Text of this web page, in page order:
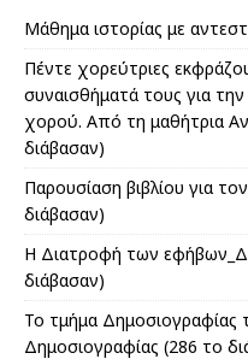
Μάθημα ιστορίας με
Πέντε χορεύτριες
συναισθήματά τους για
χορού. Από τη μαθήτρια
διάβασαν)
Παρουσίαση βιβλίου για
διάβασαν)
Η Διατροφή των
διάβασαν)
Το τμήμα
Δημοσιογραφίας (286 το